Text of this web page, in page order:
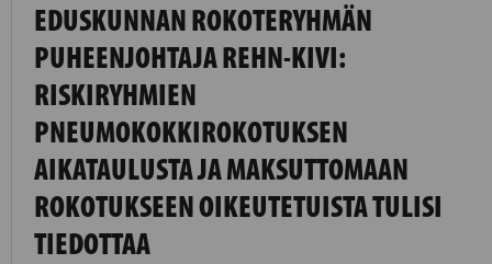
EDUSKUNNAN ROKOTERYHMÄN
PUHEENJOHTAJA REHN-KIVI:
RISKIRYHMIEN
PNEUMOKOKKIROKOTUKSEN
AIKATAULUSTA JA MAKSUTTOMAAN
ROKOTUKSEEN OIKEUTETUISTA TULISI
TIEDOTTAA